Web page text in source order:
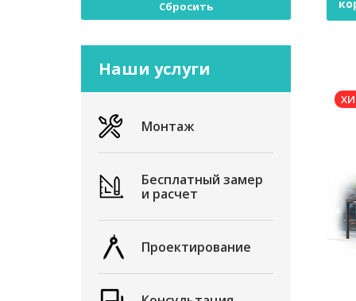
Сбросить
Наши услуги
Монтаж
Бесплатный замер
и расчет
Проектирование